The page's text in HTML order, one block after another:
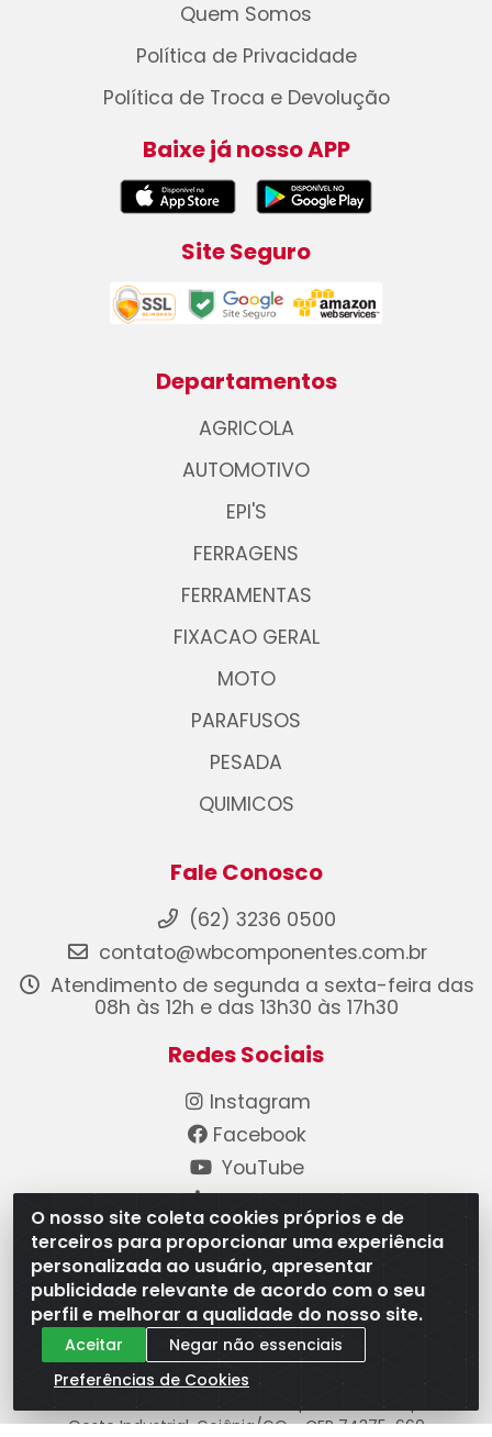
O nosso site coleta cookies próprios e de
terceiros para proporcionar uma experiência
personalizada ao usuário, apresentar
publicidade relevante de acordo com o seu
perfil e melhorar a qualidade do nosso site.
Aceitar
Negar não essenciais
Preferências de Cookies
Quem Somos
Política de Privacidade
Política de Troca e Devolução
Baixe já nosso APP
Site Seguro
Departamentos
AGRICOLA
AUTOMOTIVO
EPI'S
FERRAGENS
FERRAMENTAS
FIXACAO GERAL
MOTO
PARAFUSOS
PESADA
QUIMICOS
Fale Conosco
(62) 3236 0500
contato@wbcomponentes.com.br
Atendimento de segunda a sexta-feira das
08h às 12h e das 13h30 às 17h30
Redes Sociais
Instagram
Facebook
YouTube
Linkedin
Formas de Pagamento
WB Componentes Automotivos LTDA - CNPJ
Oeste Industrial, Goiânia/GO - CEP 74375-660